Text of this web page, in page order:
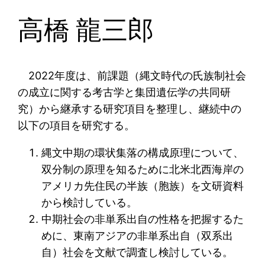
高橋 龍三郎
2022年度は、前課題（縄文時代の氏族制社会
の成立に関する考古学と集団遺伝学の共同研
究）から継承する研究項目を整理し、継続中の
以下の項目を研究する。
縄文中期の環状集落の構成原理について、
双分制の原理を知るために北米北西海岸の
アメリカ先住民の半族（胞族）を文研資料
から検討している。
中期社会の非単系出自の性格を把握するた
めに、東南アジアの非単系出自（双系出
自）社会を文献で調査し検討している。